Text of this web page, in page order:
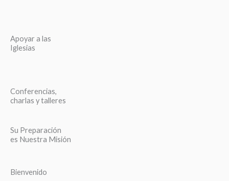
Apoyar a las
Iglesias
Conferencias,
charlas y talleres
Su Preparación
es Nuestra Misión
Bienvenido